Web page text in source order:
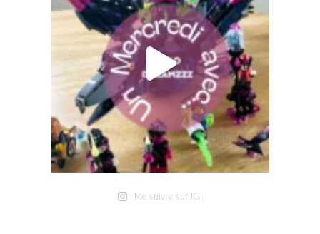
Me suivre sur IG !